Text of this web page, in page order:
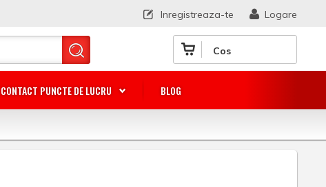
Cos
CONTACT PUNCTE DE LUCRU BLOG
Logare
Inregistreaza-te